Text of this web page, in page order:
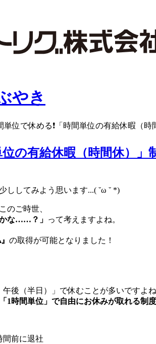
やき
単位で休める❗「時間単位の有給休暇（
位の有給休暇（時間休）」
ししてみよう思います...( ˘ω ˘ *)
のご時世、
かな……？」 って考えますよね。
の取得が可能となりました！
後（半日）」で休むことが多いですよね
「1時間単位」で自由にお休みが取れる制度
間前に退社